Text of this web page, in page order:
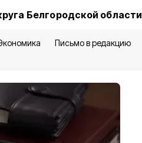
Белгородской области
Письмо в редакцию